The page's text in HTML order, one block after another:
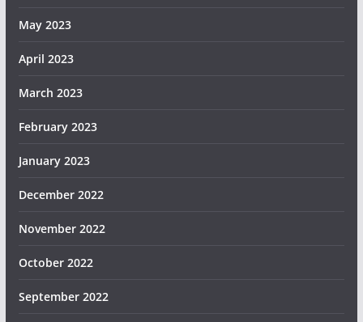
May 2023
April 2023
March 2023
February 2023
January 2023
December 2022
November 2022
October 2022
September 2022